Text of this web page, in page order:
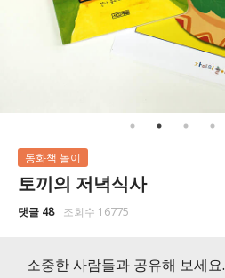
동화책 놀이
토끼의 저녁식사
댓글 48 조회수 16775
소중한 사람들과 공유해 보세요.